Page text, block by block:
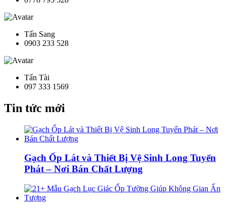
Tấn Sang
0903 233 528
Tấn Tài
097 333 1569
Tin tức mới
Gạch Ốp Lát và Thiết Bị Vệ Sinh Long Tuyến
Phát – Nơi Bán Chất Lượng